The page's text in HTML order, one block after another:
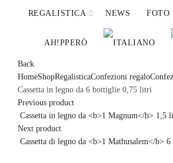
REGALISTICA NEWS FOTO
AH!PPERÒ
Back
HomeShopRegalisticaConfezioni regalo
Cassetta in legno da 6 bottiglie 0,75 litri
Previous product
Cassetta in legno da <b>1 Magnum</b> 1,5
Next product
Cassetta di legno da <b>1 Mathusalem</b>